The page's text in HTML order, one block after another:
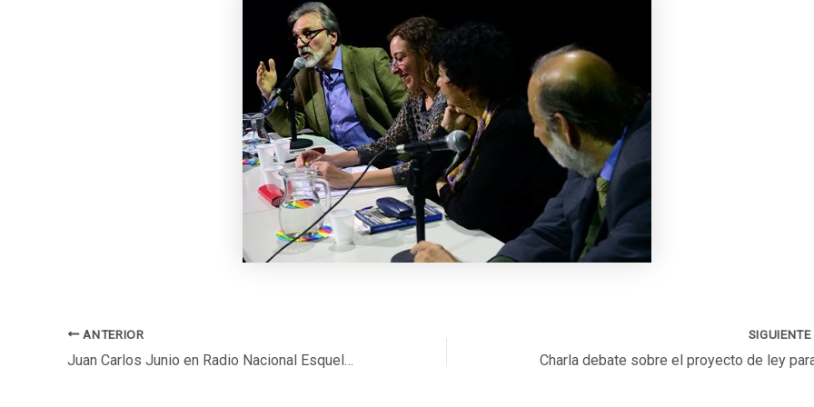
ANTERIOR
Juan Carlos Junio en Radio Nacional Esquel – El gusto es nuestro, con Nano Peralta
SIGUIENTE